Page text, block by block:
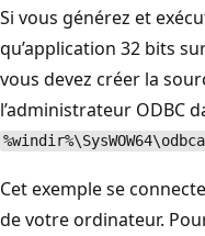
Si vous générez et
qu’application 32 bits
vous devez créer la
l’administrateur ODBC
Cet exemple se
de votre ordinateur.